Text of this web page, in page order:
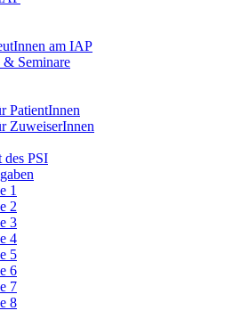
am IAP
Seminare
PatientInnen
ZuweiserInnen
PSI
1
2
3
4
5
6
7
8